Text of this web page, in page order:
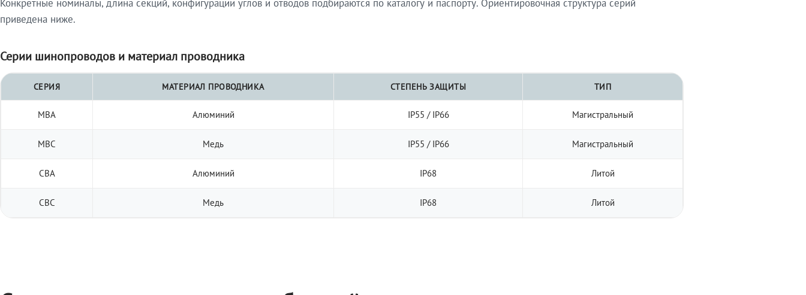
Конкретные номиналы, длина секций, конфигурации углов и отводов подбираются по каталогу и паспорту. Ориентировочная структура серий
приведена ниже.
Серии шинопроводов и материал проводника
СЕРИЯ МАТЕРИАЛ ПРОВОДНИКА СТЕПЕНЬ ЗАЩИТЫ ТИП
МВА Алюминий IP55 / IP66 Магистральный
МВС Медь IP55 / IP66 Магистральный
СВА Алюминий IP68 Литой
СВС Медь IP68 Литой